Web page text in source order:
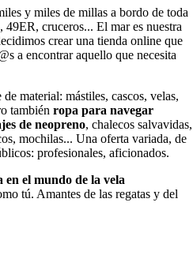
y miles de millas a bordo de toda
, 49ER, cruceros... El mar es nuestra
crear una tienda online que
a encontrar aquello que necesita
material: mástiles, cascos, velas,
también ropa para navegar
de neopreno, chalecos salvavidas,
mochilas... Una oferta variada, de
profesionales, aficionados.
en el mundo de la vela
tú. Amantes de las regatas y del